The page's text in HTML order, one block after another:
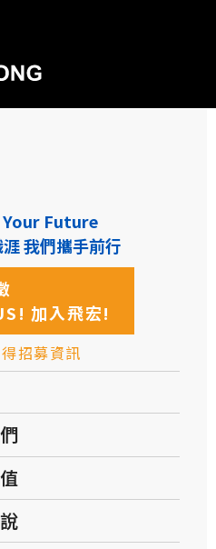
Future
我們攜手前行
加入飛宏!
招募資訊